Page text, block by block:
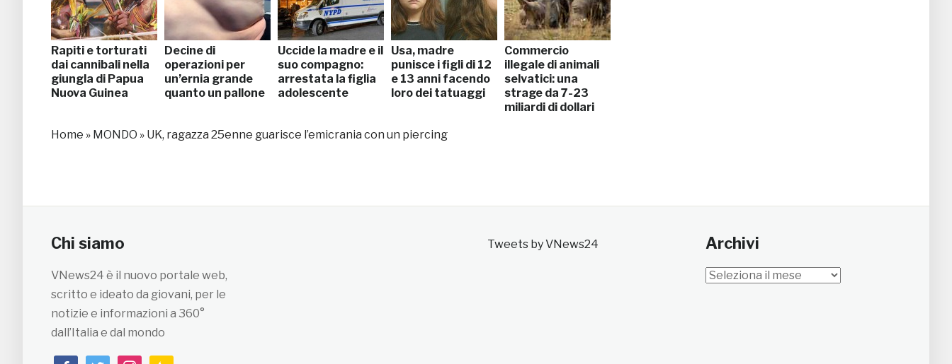
Rapiti e torturati
dai cannibali nella
giungla di Papua
Nuova Guinea
Decine di
operazioni per
un’ernia grande
quanto un pallone
Uccide la madre e il
suo compagno:
arrestata la figlia
adolescente
Usa, madre
punisce i figli di 12
e 13 anni facendo
loro dei tatuaggi
Commercio
illegale di animali
selvatici: una
strage da 7-23
miliardi di dollari
Home » MONDO » UK, ragazza 25enne guarisce l’emicrania con un piercing
Chi siamo
VNews24 è il nuovo portale web,
scritto e ideato da giovani, per le
notizie e informazioni a 360°
dall’Italia e dal mondo
Tweets by VNews24 Archivi
Archivi